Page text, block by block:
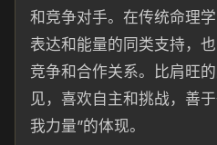
和竞争对手。在传统命理
表达和能量的同类支持，
竞争和合作关系。比肩旺
见，喜欢自主和挑战，善
我力量”的体现。